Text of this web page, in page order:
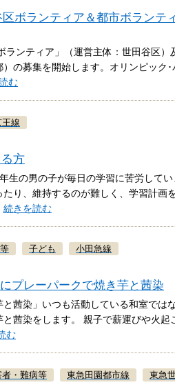
ボランティア＆都市ボランテ
ランティア」（運営主体：世田谷区）
の募集を開始します。オリンピック
む
王線
方
生の男の子が毎日の学習に苦労して
り、維持するのが難しく、学習計画
続きを読む
子ども 小田急線
プレーパークで焼き芋と茜染
と茜染」いつも活動している和室では
茜染をします。 親子で薪運びや火起
む
者・難病等 東急田園都市線 東急